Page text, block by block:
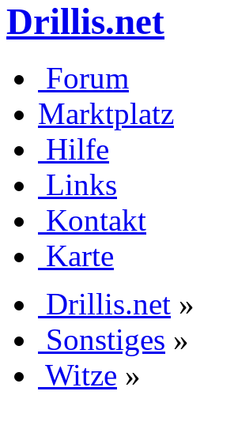
Drillis.net
Forum
Marktplatz
Hilfe
Links
Kontakt
Karte
Drillis.net »
Sonstiges »
Witze »